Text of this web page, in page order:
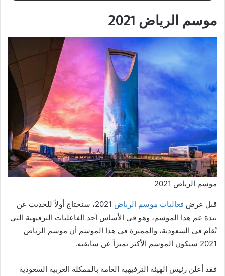
موسم الرياض 2021
موسم الرياض 2021
قبل عرض فعاليات موسم الرياض
2021، سنحتاج أولاً للحديث عن
نبذة عم هذا الموسم، وهو في الأساس أحد الفاعليات الترفيهية التي
تُقام في السعودية، والمميزة في هذا الموسم أن موسم الرياض
2021 سيكون الموسم الأكثر تميزاً عن سابقيه.
فقد أعلن رئيس الهيئة الترفيهية العامة بالممكلة العربية السعودية